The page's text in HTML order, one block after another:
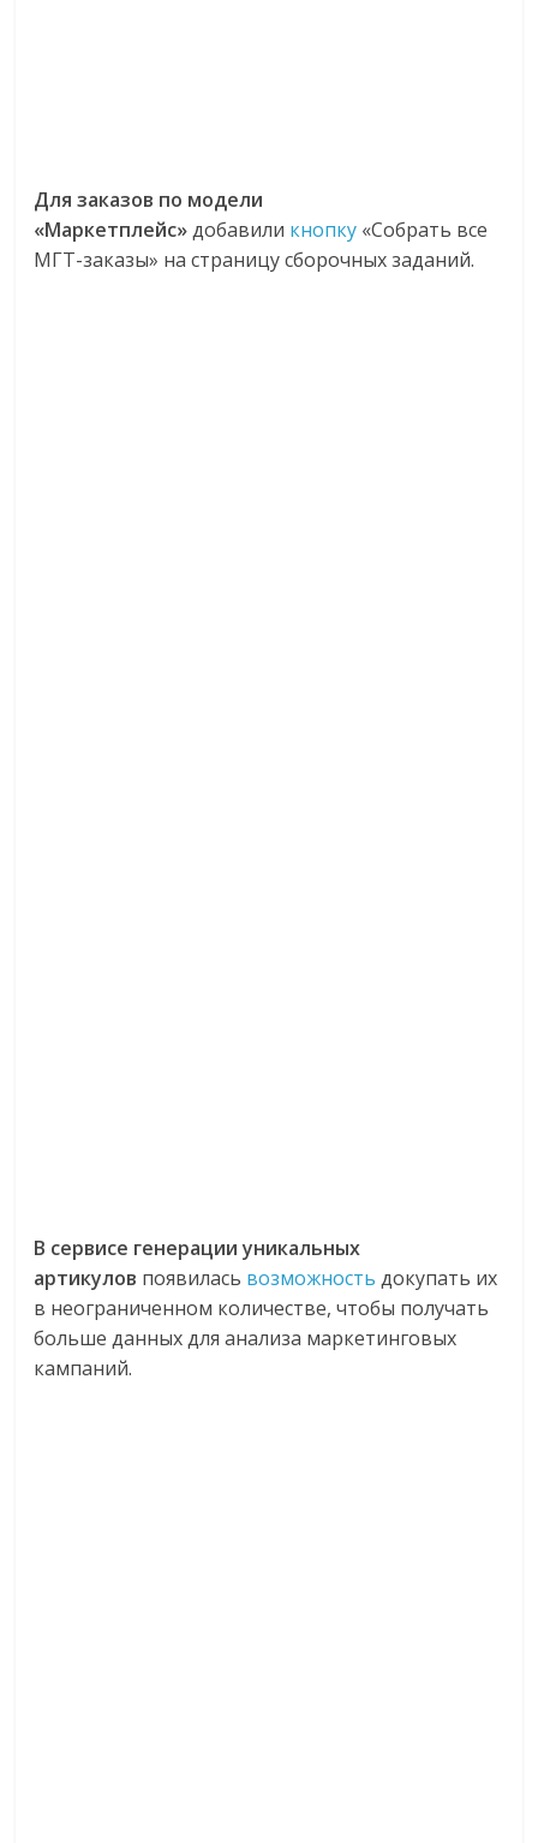
Для заказов по модели
«Маркетплейс»добавили кнопку «Собрать все
МГТ-заказы» на страницу сборочных заданий.
В сервисе генерации уникальных
артикулов появилась возможность докупать их
в неограниченном количестве, чтобы получать
больше данных для анализа маркетинговых
кампаний.